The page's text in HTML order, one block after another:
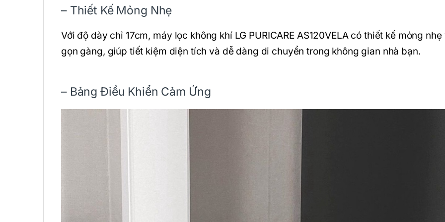
– Thiết Kế Mỏng Nhẹ
Với độ dày chỉ 17cm, máy lọc không khí LG PURICARE AS120VELA có thiết kế mỏng nhẹ
gọn gàng, giúp tiết kiệm diện tích và dễ dàng di chuyển trong không gian nhà bạn.
– Bảng Điều Khiển Cảm Ứng